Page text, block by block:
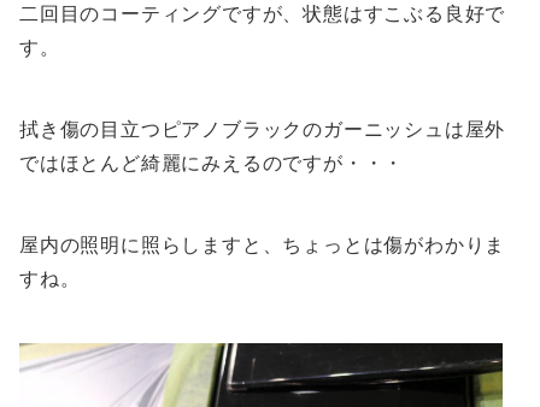
二回目のコーティングですが、状態はすこぶる良好で
す。
拭き傷の目立つピアノブラックのガーニッシュは屋外
ではほとんど綺麗にみえるのですが・・・
屋内の照明に照らしますと、ちょっとは傷がわかりま
すね。